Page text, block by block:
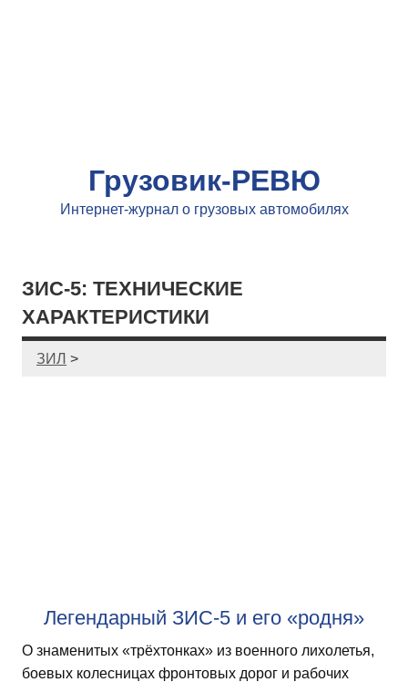
Грузовик-РЕВЮ
Интернет-журнал о грузовых автомобилях
ЗИС-5: ТЕХНИЧЕСКИЕ
ХАРАКТЕРИСТИКИ
ЗИЛ >
Легендарный ЗИС-5 и его «родня»
О знаменитых «трёхтонках» из военного лихолетья,
боевых колесницах фронтовых дорог и рабочих